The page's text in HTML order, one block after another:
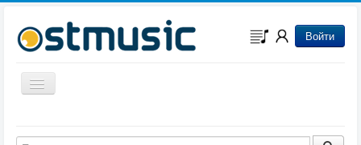
Войти
Включить/выключить навигацию